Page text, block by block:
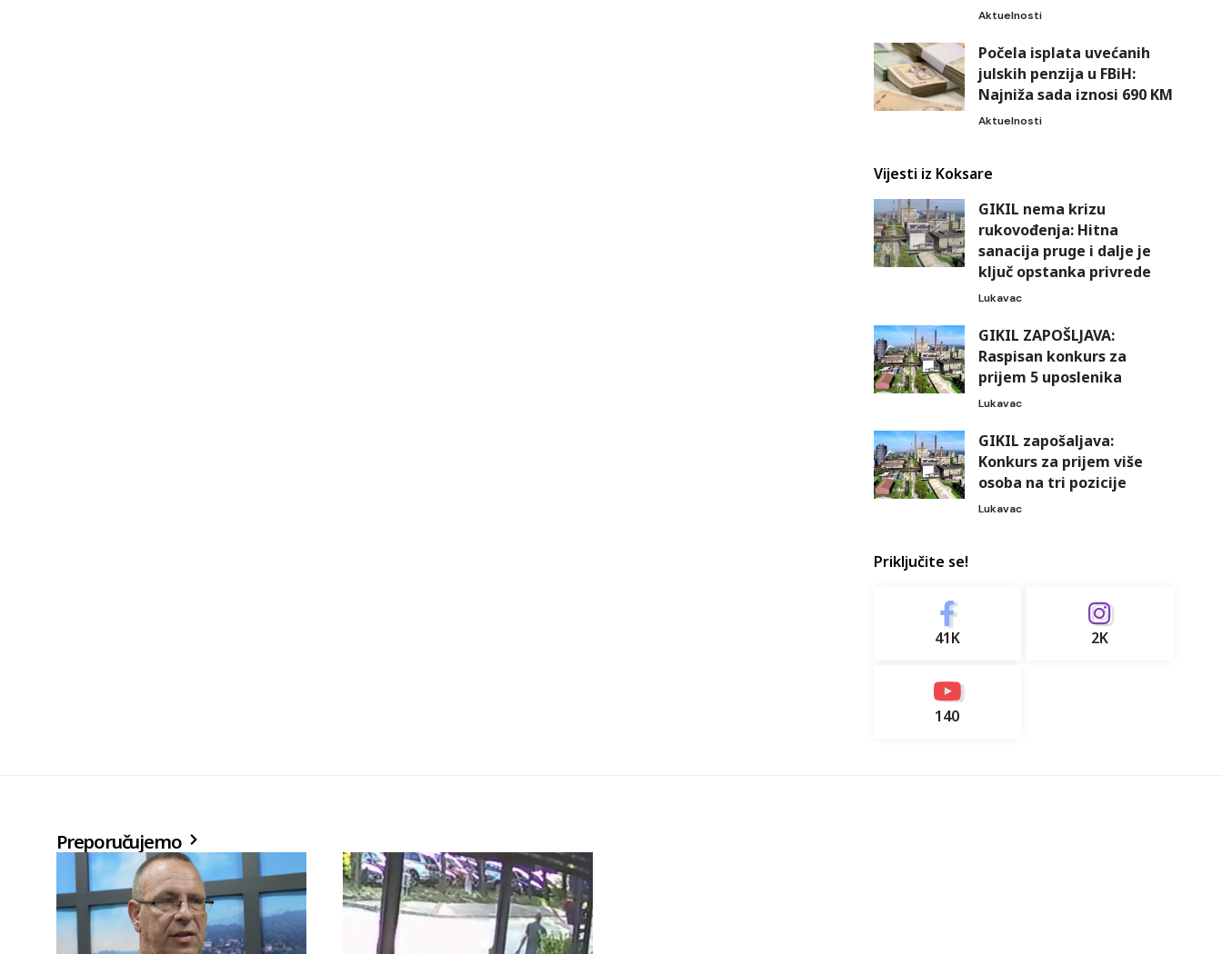
Aktuelnosti
Počela isplata uvećanih
julskih penzija u FBiH:
Najniža sada iznosi 690 KM
Aktuelnosti
Vijesti iz Koksare
GIKIL nema krizu
rukovođenja: Hitna
sanacija pruge i dalje je
ključ opstanka privrede
Lukavac
GIKIL ZAPOŠLJAVA:
Raspisan konkurs za
prijem 5 uposlenika
Lukavac
GIKIL zapošaljava:
Konkurs za prijem više
osoba na tri pozicije
Lukavac
Priključite se!
41K 2K
140
Preporučujemo